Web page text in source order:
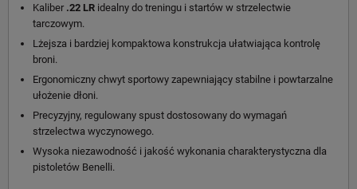
Kaliber .22 LR idealny do treningu i startów w strzelectwie
tarczowym.
Lżejsza i bardziej kompaktowa konstrukcja ułatwiająca kontrolę
broni.
Ergonomiczny chwyt sportowy zapewniający stabilne i powtarzalne
ułożenie dłoni.
Precyzyjny, regulowany spust dostosowany do wymagań
strzelectwa wyczynowego.
Wysoka niezawodność i jakość wykonania charakterystyczna dla
pistoletów Benelli.